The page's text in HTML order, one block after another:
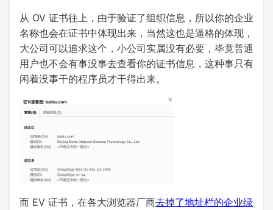
从 OV 证书往上，由于验证了组织信息，所以你的企业
名称也会在证书中体现出来，当然这也是逼格的体现，
大公司可以追求这个，小公司实属没有必要，毕竟普通
用户也不会有事没事去查看你的证书信息，这种事只有
闲着没事干的程序员才干得出来。
而 EV 证书，在各大浏览器厂商去掉了地址栏的企业绿